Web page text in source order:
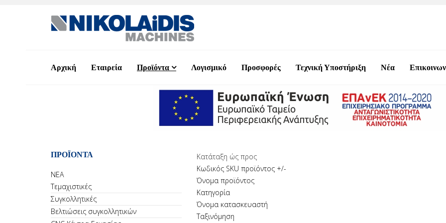
Αρχική Εταιρεία Προϊόντα Λογισμικό Προσφορές Τεχνική Υποστήριξη Νέα
ΠΡΟΪΟΝΤΑ
ΝΕΑ
Τεμαχιστικές
Συγκολλητικές
Βελτιώσεις συγκολλητικών
Κατάταξη ώς προς
Κωδικός SKU προϊόντος +/-
Όνομα προϊόντος
Κατηγορία
Όνομα κατασκευαστή
Ταξινόμηση